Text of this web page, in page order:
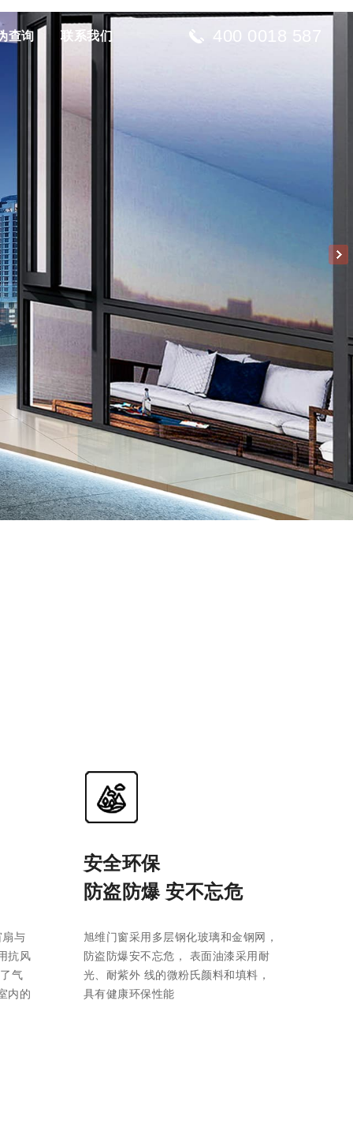
查询 联系我们 400 0018 587
扇与
抗风
气
内的
安全环保
防盗防爆 安不忘危
旭维门窗采用多层钢化玻璃和金钢网，
防盗防爆安不忘危， 表面油漆采用耐
光、耐紫外 线的微粉氏颜料和填料，
具有健康环保性能